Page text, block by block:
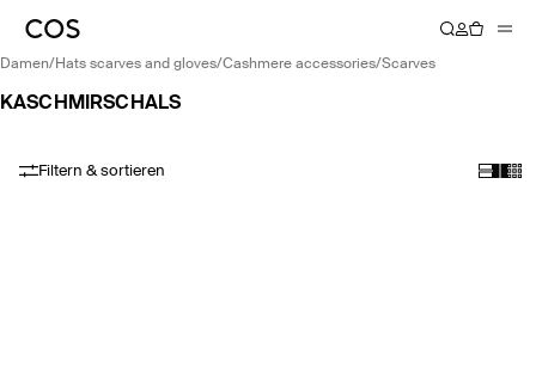
damen/ hats scarves and gloves/ cashmere accessories/ scarves
KASCHMIRSCHALS
Filtern & sortieren